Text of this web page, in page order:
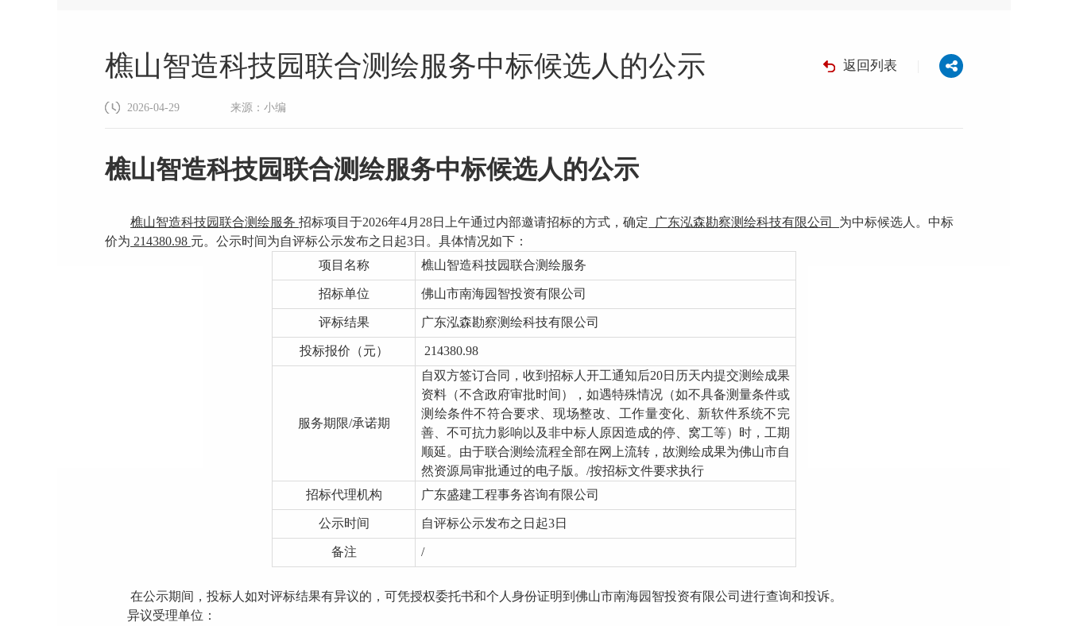
樵山智造科技园联合测绘服务中标候选人的公示 返回列表
2026-04-29 来源：小编
樵山智造科技园联合测绘服务中标候选人的公示
樵山智造科技园联合测绘服务 招标项目于2026年4月28日上午通过内部邀请招标的方式，确定 广东泓森勘察测绘科技有限公司
为中标候选人。中标
价为 214380.98 元。公示时间为自评标公示发布之日起3日。具体情况如下：
项目名称
樵山智造科技园联合测绘服务
招标单位 佛山市南海园智投资有限公司
评标结果 广东泓森勘察测绘科技有限公司
投标报价（元） 214380.98
服务期限/承诺期
自双方签订合同，收到招标人开工通知后20日历天内提交测绘成果
资料（不含政府审批时间），如遇特殊情况（如不具备测量条件或
测绘条件不符合要求、现场整改、工作量变化、新软件系统不完
善、不可抗力影响以及非中标人原因造成的停、窝工等）时，工期
顺延。由于联合测绘流程全部在网上流转，故测绘成果为佛山市自
然资源局审批通过的电子版。/按招标文件要求执行
招标代理机构
广东盛建工程事务咨询有限公司
公示时间 自评标公示发布之日起3日
备注 /
在公示期间，投标人如对评标结果有异议的，可凭授权委托书和个人身份证明到 佛山市南海园智投资有限公司 进行查询和投诉。
异议受理单位 ：